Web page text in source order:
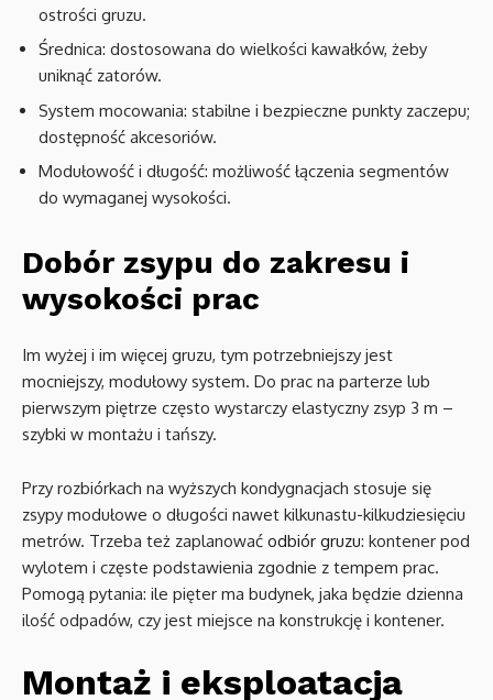
ostrości gruzu.
Średnica: dostosowana do wielkości kawałków, żeby
uniknąć zatorów.
System mocowania: stabilne i bezpieczne punkty zaczepu;
dostępność akcesoriów.
Modułowość i długość: możliwość łączenia segmentów
do wymaganej wysokości.
Dobór zsypu do zakresu i
wysokości prac
Im wyżej i im więcej gruzu, tym potrzebniejszy jest
mocniejszy, modułowy system. Do prac na parterze lub
pierwszym piętrze często wystarczy elastyczny zsyp 3 m –
szybki w montażu i tańszy.
Przy rozbiórkach na wyższych kondygnacjach stosuje się
zsypy modułowe o długości nawet kilkunastu-kilkudziesięciu
metrów. Trzeba też zaplanować odbiór gruzu: kontener pod
wylotem i częste podstawienia zgodnie z tempem prac.
Pomogą pytania: ile pięter ma budynek, jaka będzie dzienna
ilość odpadów, czy jest miejsce na konstrukcję i kontener.
Montaż i eksploatacja